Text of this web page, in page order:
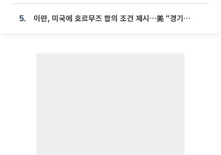
5. 이란, 미국에 호르무즈 합의 조건 제시…美 “경기 아직 안 끝나” [종합]